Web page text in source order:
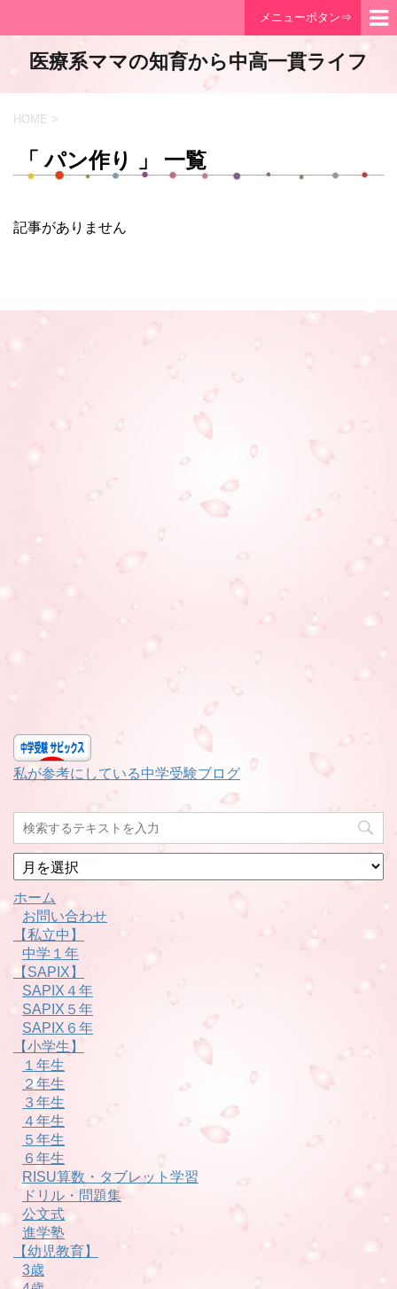
メニューボタン⇒
医療系ママの知育から中高一貫ライフ
HOME >
「 パン作り 」 一覧
記事がありません
私が参考にしている中学受験ブログ
月
別
ホーム
お問い合わせ
【私立中】
中学１年
【SAPIX】
SAPIX４年
SAPIX５年
SAPIX６年
【小学生】
１年生
２年生
３年生
４年生
５年生
６年生
RISU算数・タブレット学習
ドリル・問題集
公文式
進学塾
【幼児教育】
3歳